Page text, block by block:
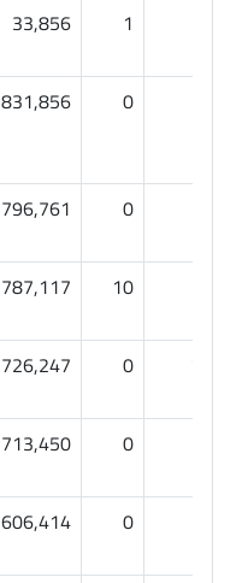
33,856 1
831,856 0
796,761 0
787,117 10
726,247 0
713,450 0
606,414 0